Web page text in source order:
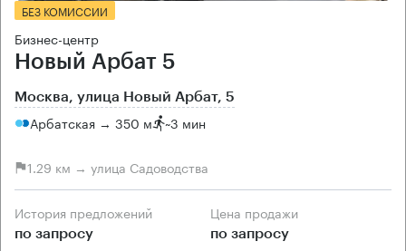
БЕЗ КОМИССИИ
Бизнес-центр
Новый Арбат 5
Москва, улица Новый Арбат, 5
Арбатская → 350 м ~3 мин
1.29 км → улица Садоводства
История предложений
по запросу
Цена продажи
по запросу